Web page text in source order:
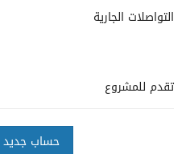
التواصلات الجارية
تقدم للمشروع
حساب جديد